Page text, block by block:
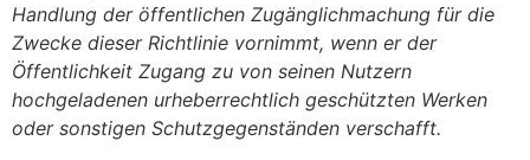
Handlung der öffentlichen Zugänglichmachung für die
Zwecke dieser Richtlinie vornimmt, wenn er der
Öffentlichkeit Zugang zu von seinen Nutzern
hochgeladenen urheberrechtlich geschützten Werken
oder sonstigen Schutzgegenständen verschafft.